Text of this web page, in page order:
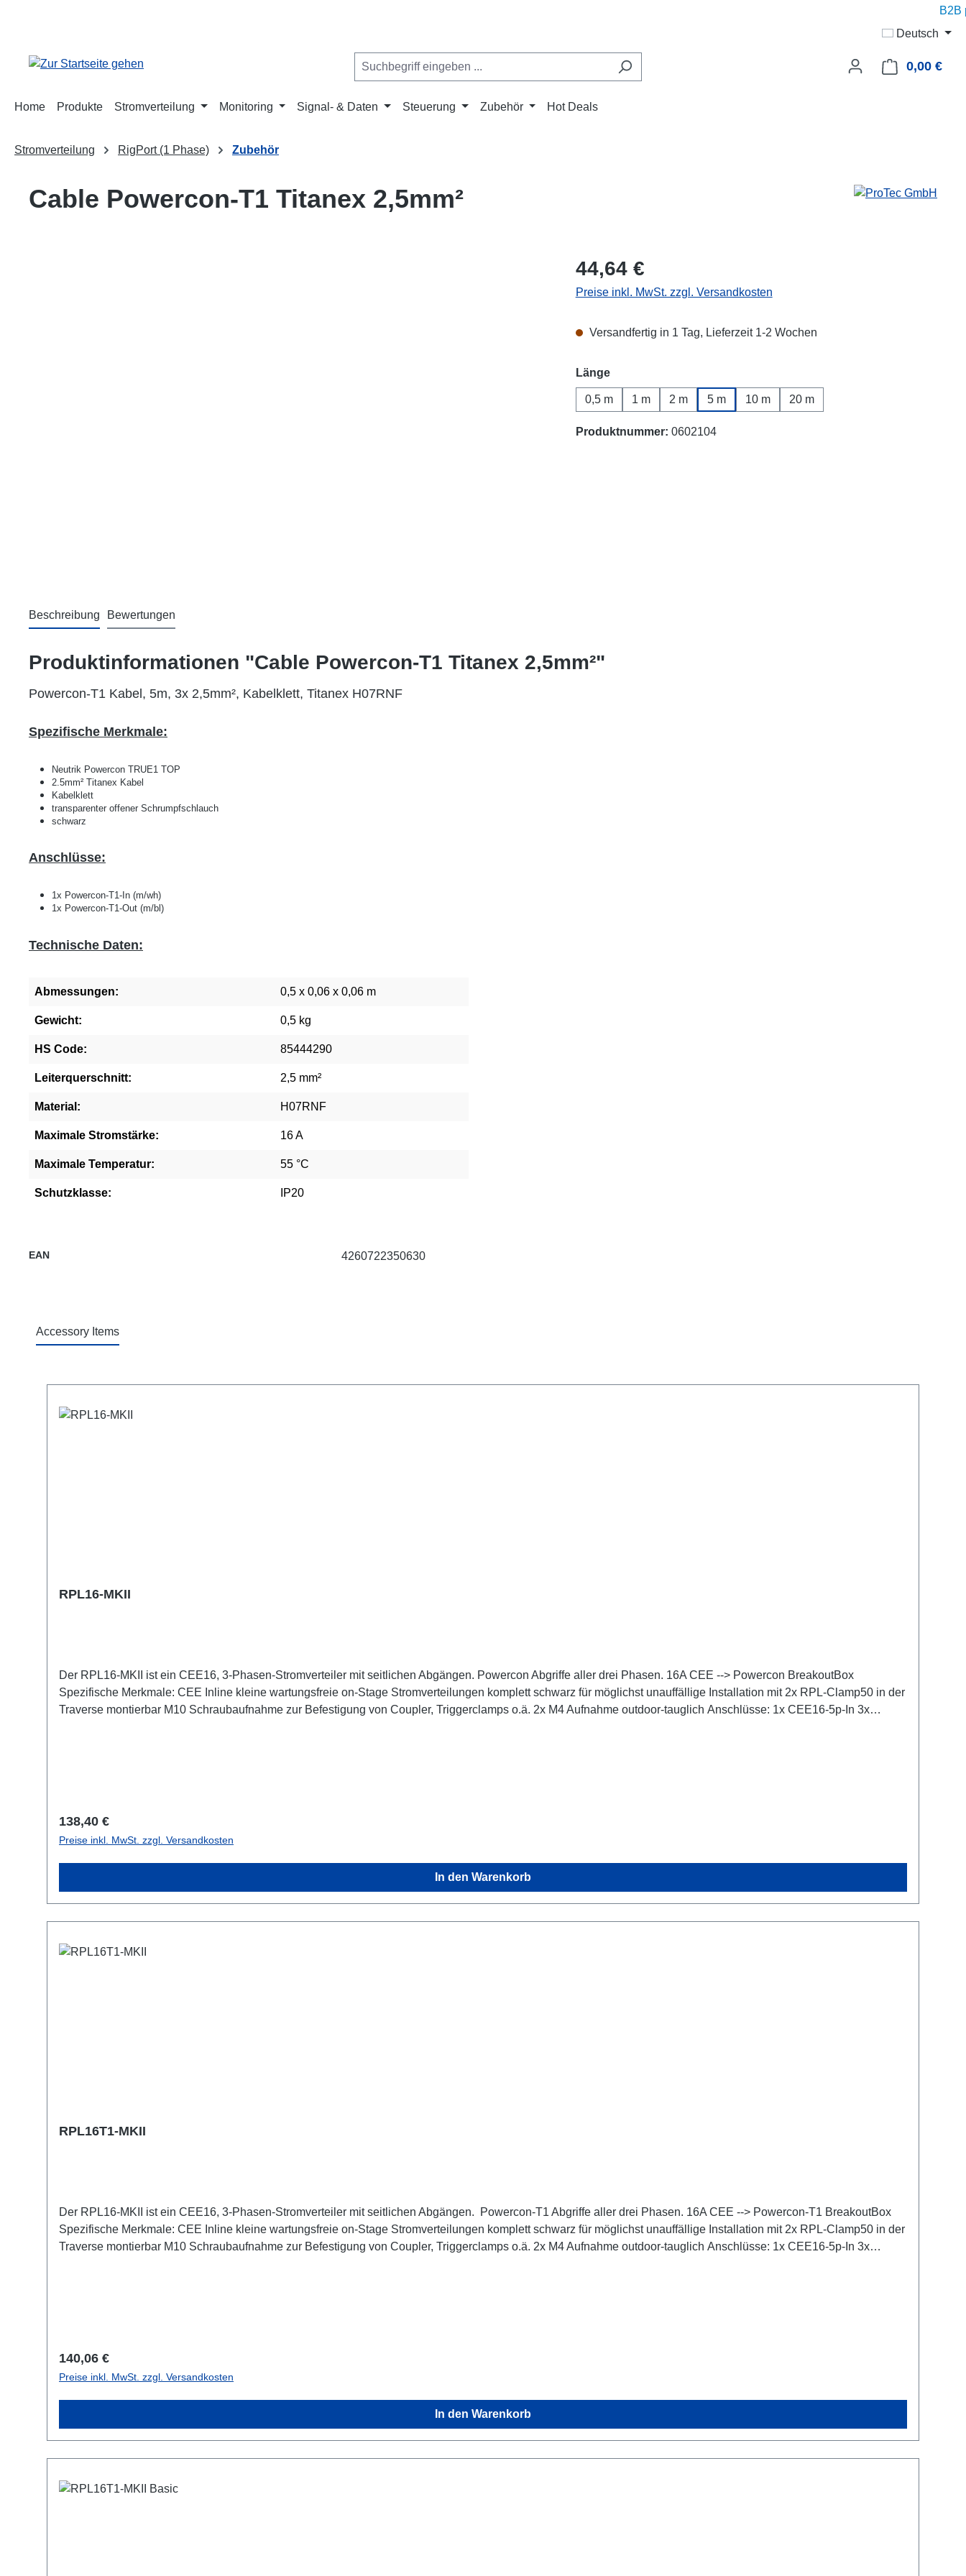
B2B
Deutsch
0,00 €
Home Produkte Stromverteilung Monitoring Signal- & Daten Steuerung Zubehör Hot Deals
Stromverteilung RigPort (1 Phase) Zubehör
Cable Powercon-T1 Titanex 2,5mm²
44,64 €
Preise inkl. MwSt. zzgl. Versandkosten
Versandfertig in 1 Tag, Lieferzeit 1-2 Wochen
Längeauswählen
0,5 m 1 m 2 m 5 m 10 m 20 m
Produktnummer: 0602104
Beschreibung Bewertungen
Produktinformationen "Cable Powercon-T1 Titanex 2,5mm²"
Powercon-T1 Kabel, 5m, 3x 2,5mm², Kabelklett, Titanex H07RNF
Spezifische Merkmale:
Neutrik Powercon TRUE1 TOP
2.5mm² Titanex Kabel
Kabelklett
transparenter offener Schrumpfschlauch
schwarz
Anschlüsse:
1x Powercon-T1-In (m/wh)
1x Powercon-T1-Out (m/bl)
Technische Daten:
Abmessungen: 0,5 x 0,06 x 0,06 m
Gewicht: 0,5 kg
HS Code: 85444290
Leiterquerschnitt: 2,5 mm²
Material: H07RNF
Maximale Stromstärke: 16 A
Maximale Temperatur: 55 °C
Schutzklasse: IP20
EAN 4260722350630
Accessory Items
RPL16-MKII
Der RPL16-MKII ist ein CEE16, 3-Phasen-Stromverteiler mit seitlichen Abgängen. Powercon Abgriffe aller drei Phasen. 16A CEE --> Powercon BreakoutBox
Spezifische Merkmale: CEE Inline kleine wartungsfreie on-Stage Stromverteilungen komplett schwarz für möglichst unauffällige Installation mit 2x RPL-Clamp50 in der
Traverse montierbar M10 Schraubaufnahme zur Befestigung von Coupler, Triggerclamps o.ä. 2x M4 Aufnahme outdoor-tauglich Anschlüsse: 1x CEE16-5p-In 3x
Regulärer Preis:
138,40 €
Preise inkl. MwSt. zzgl. Versandkosten
In den Warenkorb
RPL16T1-MKII
Der RPL16-MKII ist ein CEE16, 3-Phasen-Stromverteiler mit seitlichen Abgängen. Powercon-T1 Abgriffe aller drei Phasen. 16A CEE --> Powercon-T1 BreakoutBox
Spezifische Merkmale: CEE Inline kleine wartungsfreie on-Stage Stromverteilungen komplett schwarz für möglichst unauffällige Installation mit 2x RPL-Clamp50 in der
Traverse montierbar M10 Schraubaufnahme zur Befestigung von Coupler, Triggerclamps o.ä. 2x M4 Aufnahme outdoor-tauglich Anschlüsse: 1x CEE16-5p-In 3x
Regulärer Preis:
140,06 €
Preise inkl. MwSt. zzgl. Versandkosten
In den Warenkorb